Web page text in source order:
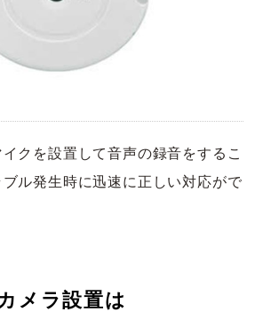
クを設置して音声の録音をするこ
ル発生時に迅速に正しい対応がで
メラ設置は